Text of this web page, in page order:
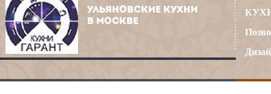
УЛЬЯНОВСКИЕ КУХНИ
В МОСКВЕ